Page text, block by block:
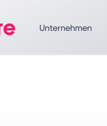
Unternehmen